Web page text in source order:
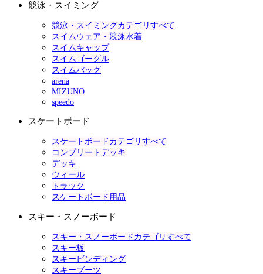
競泳・スイミング
競泳・スイミングカテゴリすべて
スイムウェア・競泳水着
スイムキャップ
スイムゴーグル
スイムバッグ
arena
MIZUNO
speedo
スケートボード
スケートボードカテゴリすべて
コンプリートデッキ
デッキ
ウィール
トラック
スケートボード用品
スキー・スノーボード
スキー・スノーボードカテゴリすべて
スキー板
スキービンディング
スキーブーツ